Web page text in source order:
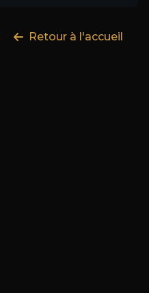
Retour à l'accueil